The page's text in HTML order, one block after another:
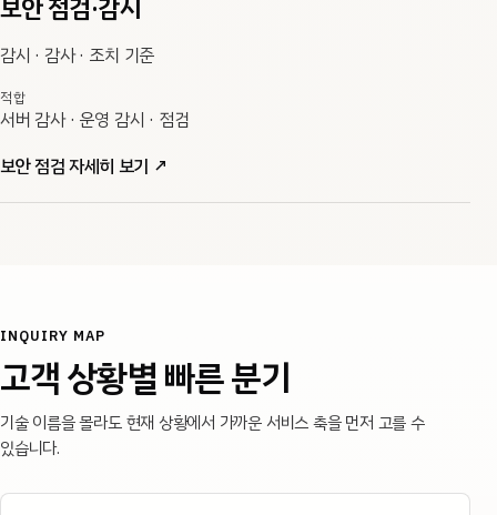
보안 점검·감시
감시 · 감사 · 조치 기준
적합
서버 감사 · 운영 감시 · 점검
보안 점검 자세히 보기 ↗
INQUIRY MAP
고객 상황별 빠른 분기
기술 이름을 몰라도 현재 상황에서 가까운 서비스 축을 먼저 고를 수
있습니다.